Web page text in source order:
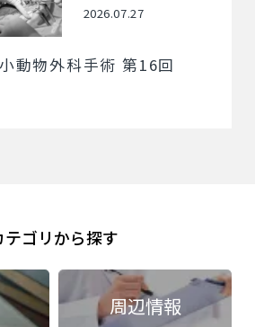
2026.07.27
動物外科手術 第16回
テゴリから探す
周辺情報